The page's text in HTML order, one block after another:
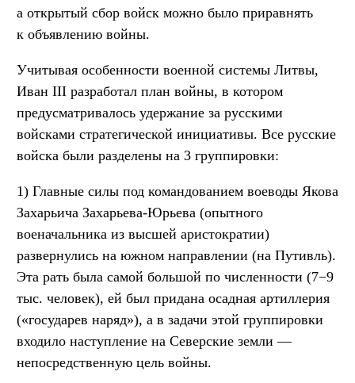
а открытый сбор войск можно было приравнять
к объявлению войны.
Учитывая особенности военной системы Литвы,
Иван III разработал план войны, в котором
предусматривалось удержание за русскими
войсками стратегической инициативы. Все русские
войска были разделены на 3 группировки:
1) Главные силы под командованием воеводы Якова
Захарьича Захарьева-Юрьева (опытного
военачальника из высшей аристократии)
развернулись на южном направлении (на Путивль).
Эта рать была самой большой по численности (7−9
тыс. человек), ей был придана осадная артиллерия
(«государев наряд»), а в задачи этой группировки
входило наступление на Северские земли —
непосредственную цель войны.